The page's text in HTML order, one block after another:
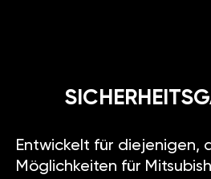
Entwickelt für diejenigen,
Möglichkeiten für